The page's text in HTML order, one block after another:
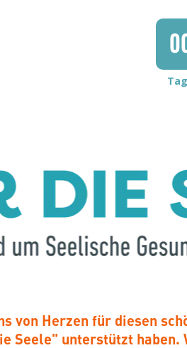
von Herzen für diesen
Seele" unterstützt haben.